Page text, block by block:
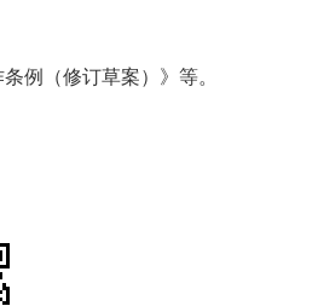
例（修订草案）》等。